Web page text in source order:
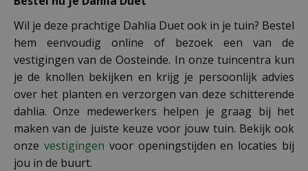
Wil je deze prachtige Dahlia Duet ook in je tuin? Bestel
hem eenvoudig online of bezoek een van de
vestigingen van de Oosteinde. In onze tuincentra kun
je de knollen bekijken en krijg je persoonlijk advies
over het planten en verzorgen van deze schitterende
dahlia. Onze medewerkers helpen je graag bij het
maken van de juiste keuze voor jouw tuin. Bekijk ook
onze vestigingen voor openingstijden en locaties bij
jou in de buurt.